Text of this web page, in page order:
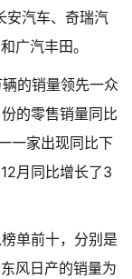
安汽车、奇瑞汽
广汽丰田。
的销量领先一众
的零售销量同比
一家出现同比下
月同比增长了3
单前十，分别是
风日产的销量为